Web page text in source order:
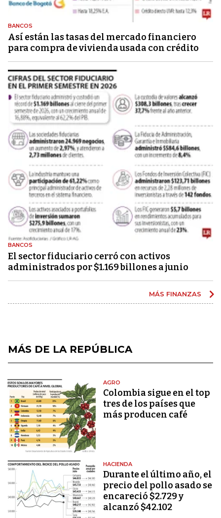
BANCOS
Así están las tasas del mercado financiero
para compra de vivienda usada con crédito
BANCOS
El sector fiduciario cerró con activos
administrados por $1.169 billones a junio
MÁS FINANZAS
MÁS DE LA REPÚBLICA
AGRO
Colombia sigue en el top
tres de los países que
más producen café
HACIENDA
Durante el último año, el
precio del pollo asado se
encareció $2.729 y
alcanzó $42.102